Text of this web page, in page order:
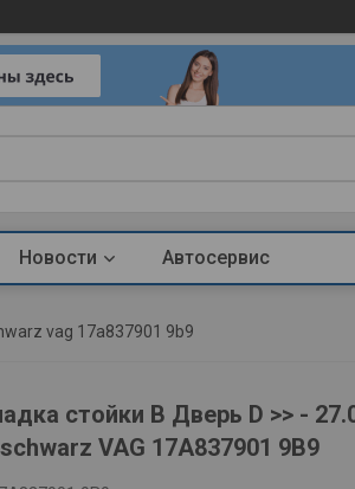
Новости Автосервис
vag 17a837901 9b9
стойки В Дверь D >> -
VAG 17A837901 9B9